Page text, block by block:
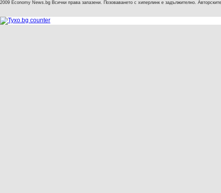
2009 Economy News.bg Всички права запазени. Позоваването с хиперлинк е задължително.